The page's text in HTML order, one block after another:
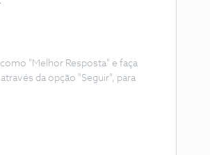
"Melhor Resposta" e faça
da opção "Seguir", para